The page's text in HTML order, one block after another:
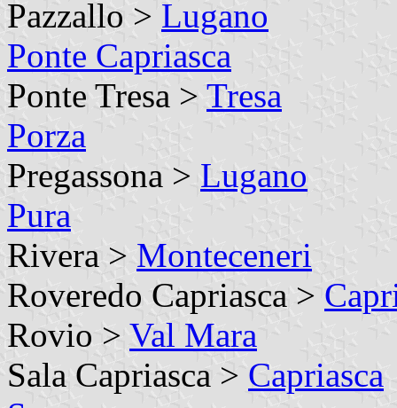
Pazzallo > Lugano
Ponte Capriasca
Ponte Tresa > Tresa
Porza
Pregassona > Lugano
Pura
Rivera > Monteceneri
Roveredo Capriasca >
Rovio > Val Mara
Sala Capriasca > Capriasca